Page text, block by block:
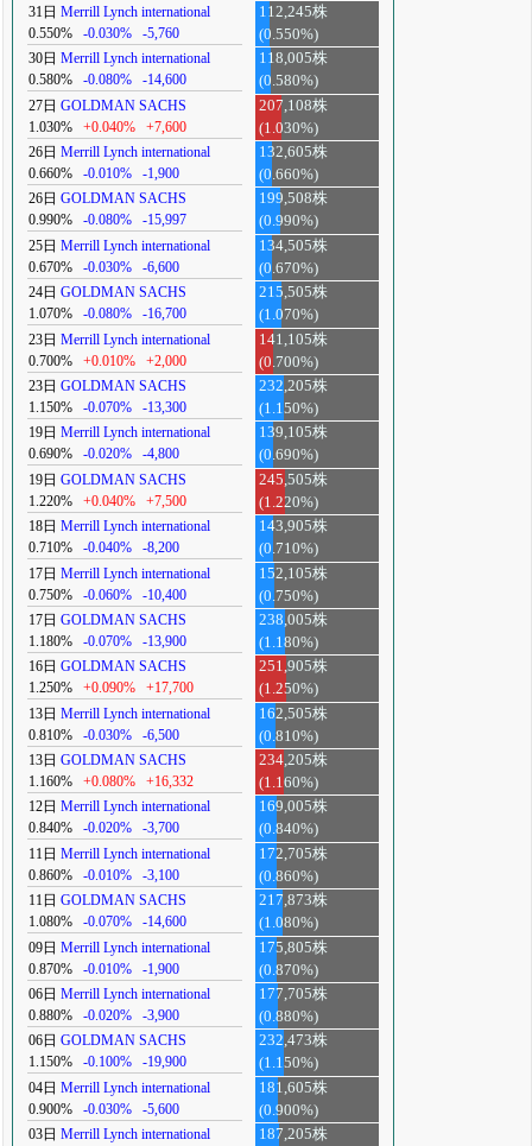
31日 Merrill Lynch international
0.550%
-0.030% -5,760
112,245株
(0.550%)
30日 Merrill Lynch international
0.580%
-0.080% -14,600
118,005株
(0.580%)
27日 GOLDMAN SACHS
1.030%
+0.040% +7,600
207,108株
(1.030%)
26日 Merrill Lynch international
0.660%
-0.010% -1,900
132,605株
(0.660%)
26日 GOLDMAN SACHS
0.990%
-0.080% -15,997
199,508株
(0.990%)
25日 Merrill Lynch international
0.670%
-0.030% -6,600
134,505株
(0.670%)
24日 GOLDMAN SACHS
1.070%
-0.080% -16,700
215,505株
(1.070%)
23日 Merrill Lynch international
0.700%
+0.010% +2,000
141,105株
(0.700%)
23日 GOLDMAN SACHS
1.150%
-0.070% -13,300
232,205株
(1.150%)
19日 Merrill Lynch international
0.690%
-0.020% -4,800
139,105株
(0.690%)
19日 GOLDMAN SACHS
1.220%
+0.040% +7,500
245,505株
(1.220%)
18日 Merrill Lynch international
0.710%
-0.040% -8,200
143,905株
(0.710%)
17日 Merrill Lynch international
0.750%
-0.060% -10,400
152,105株
(0.750%)
17日 GOLDMAN SACHS
1.180%
-0.070% -13,900
238,005株
(1.180%)
16日 GOLDMAN SACHS
1.250%
+0.090% +17,700
251,905株
(1.250%)
13日 Merrill Lynch international
0.810%
-0.030% -6,500
162,505株
(0.810%)
13日 GOLDMAN SACHS
1.160%
+0.080% +16,332
234,205株
(1.160%)
12日 Merrill Lynch international
0.840%
-0.020% -3,700
169,005株
(0.840%)
11日 Merrill Lynch international
0.860%
-0.010% -3,100
172,705株
(0.860%)
11日 GOLDMAN SACHS
1.080%
-0.070% -14,600
217,873株
(1.080%)
09日 Merrill Lynch international
0.870%
-0.010% -1,900
175,805株
(0.870%)
06日 Merrill Lynch international
0.880%
-0.020% -3,900
177,705株
(0.880%)
06日 GOLDMAN SACHS
1.150%
-0.100% -19,900
232,473株
(1.150%)
04日 Merrill Lynch international
0.900%
-0.030% -5,600
181,605株
(0.900%)
03日 Merrill Lynch international
187,205株